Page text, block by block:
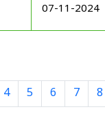
07-11-2024
4 5 6 7 8